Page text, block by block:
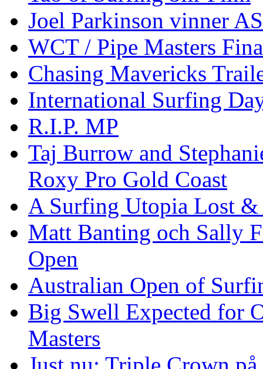
Joel Parkinson vinner
WCT / Pipe Masters
Chasing Mavericks
International Surfing
R.I.P. MP
Taj Burrow and
Roxy Pro Gold Coast
A Surfing Utopia Lost &
Matt Banting och Sally
Open
Australian Open of
Big Swell Expected for
Masters